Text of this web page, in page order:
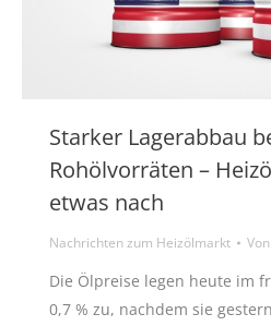
Starker Lagerabbau
Rohölvorräten –
etwas nach
Nachrichten zum Heizölmarkt Von
Die Ölpreise legen heute im
0,7 % zu, nachdem sie